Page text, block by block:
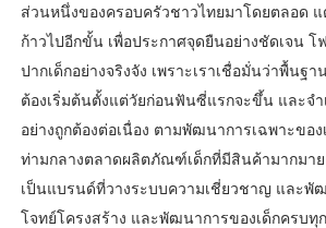
ส่วนหนึ่งของครอบครัวชาวไทยมาโดยตลอด แ
ก้าวไปอีกขั้น เพื่อประกาศจุดยืนอย่างชัดเจน
ปากเด็กอย่างจริงจัง เพราะเราเชื่อมั่นว่าพื้นฐ
ต้องเริ่มต้นตั้งแต่วัยก่อนฟันซี่แรกจะขึ้น และจำ
อย่างถูกต้องต่อเนื่อง ตามพัฒนาการเฉพาะขอ
ท่ามกลางตลาดผลิตภัณฑ์เด็กที่มีสินค้ามากมาย
เป็นแบรนด์ที่วางระบบความเชี่ยวชาญ และ
โจทย์โครงสร้าง และพัฒนาการของเด็กครบทุ